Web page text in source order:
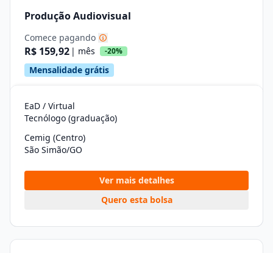
Produção Audiovisual
Comece pagando
R$ 159,92 | mês -20%
Mensalidade grátis
EaD / Virtual
Tecnólogo (graduação)
Cemig (Centro)
São Simão/GO
Ver mais detalhes
Quero esta bolsa